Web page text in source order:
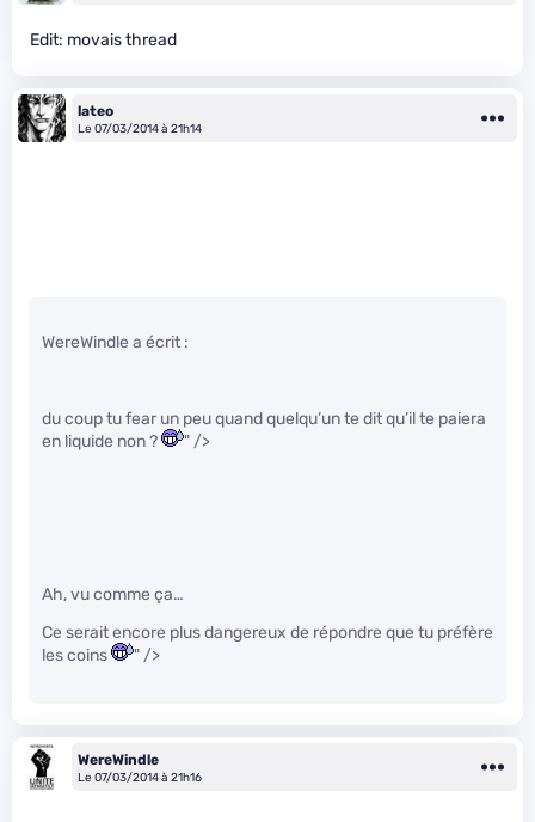
Edit: movais thread
lateo
Le 07/03/2014 à 21h14
WereWindle a écrit :
du coup tu fear un peu quand quelqu’un te dit qu’il te paiera
en liquide non ?
" />
Ah, vu comme ça…
Ce serait encore plus dangereux de répondre que tu préfère
les coins
" />
WereWindle
Le 07/03/2014 à 21h16